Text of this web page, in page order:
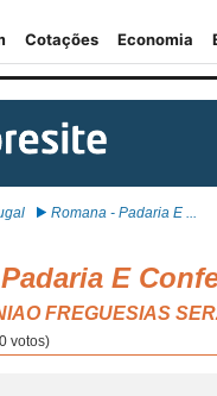
Romana - Padaria E ...
E
FREGUESIAS
0 votos)